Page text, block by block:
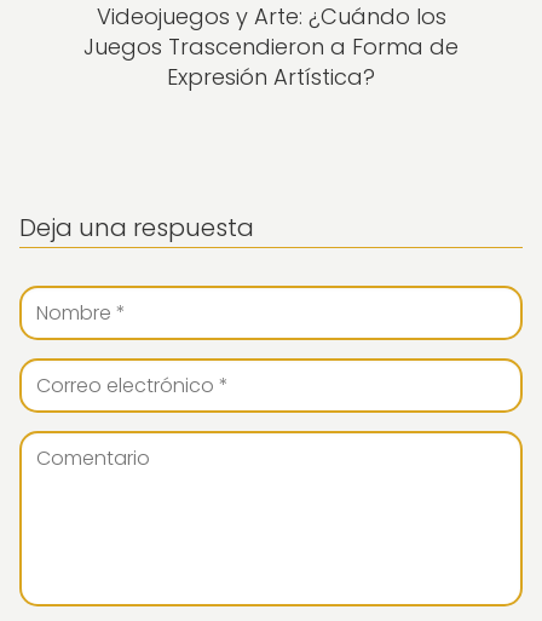
Videojuegos y Arte: ¿Cuándo los
Juegos Trascendieron a Forma de
Expresión Artística?
Deja una respuesta